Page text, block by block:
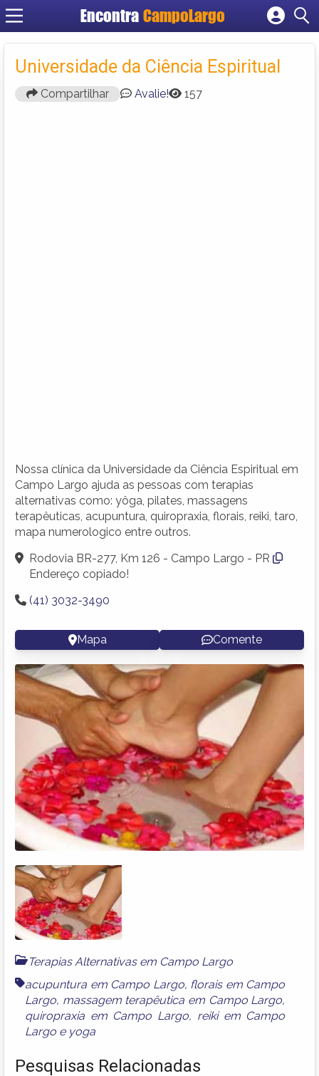
Encontra CampoLargo
Cadastrar empresa
Criar conta
Universidade da Ciência Espiritual
Compartilhar Avalie! 157
Nossa clínica da Universidade da Ciência Espiritual em
Campo Largo ajuda as pessoas com terapias
alternativas como: yôga, pilates, massagens
terapêuticas, acupuntura, quiropraxia, florais, reiki, taro,
mapa numerologico entre outros.
Rodovia BR-277, Km 126 - Campo Largo - PR
Endereço copiado!
(41) 3032-3490
Mapa Comente
Terapias Alternativas em Campo Largo
acupuntura em Campo Largo, florais em Campo
Largo, massagem terapêutica em Campo Largo,
quiropraxia em Campo Largo, reiki em Campo
Largo e yoga
Pesquisas Relacionadas